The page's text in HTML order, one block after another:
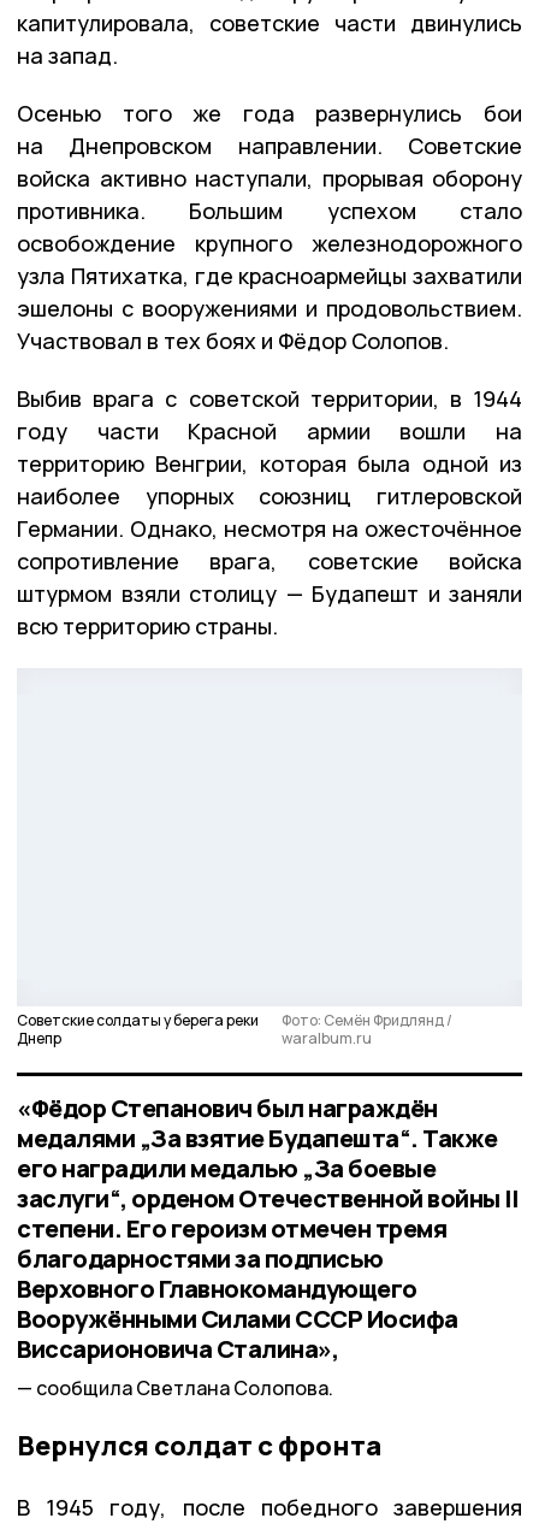
капитулировала, советские части двинулись
на запад.
Осенью того же года развернулись бои
на Днепровском направлении. Советские
войска активно наступали, прорывая оборону
противника. Большим успехом стало
освобождение крупного железнодорожного
узла Пятихатка, где красноармейцы захватили
эшелоны с вооружениями и продовольствием.
Участвовал в тех боях и Фёдор Солопов.
Выбив врага с советской территории, в 1944
году части Красной армии вошли на
территорию Венгрии, которая была одной из
наиболее упорных союзниц гитлеровской
Германии. Однако, несмотря на ожесточённое
сопротивление врага, советские войска
штурмом взяли столицу — Будапешт и заняли
всю территорию страны.
Советские солдаты у берега реки
Днепр
Фото: Семён Фридлянд /
waralbum.ru
«Фёдор Степанович был награждён
медалями „За взятие Будапешта“. Также
его наградили медалью „За боевые
заслуги“, орденом Отечественной войны II
степени. Его героизм отмечен тремя
благодарностями за подписью
Верховного Главнокомандующего
Вооружёнными Силами СССР Иосифа
Виссарионовича Сталина»,
сообщила Светлана Солопова.
Вернулся солдат с фронта
В 1945 году, после победного завершения